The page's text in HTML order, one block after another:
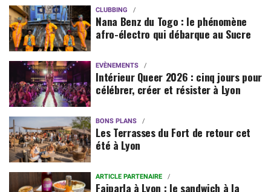
CLUBBING
Nana Benz du Togo : le phénomène
afro-électro qui débarque au Sucre
EVÈNEMENTS
Intérieur Queer 2026 : cinq jours pour
célébrer, créer et résister à Lyon
BONS PLANS
Les Terrasses du Fort de retour cet
été à Lyon
ARTICLE PARTENAIRE
Faiparla à Lyon : le sandwich à la